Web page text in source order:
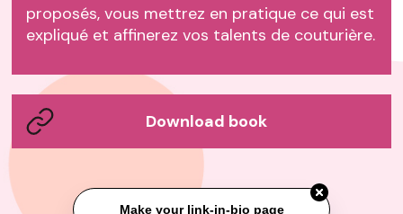
proposés, vous mettrez en pratique ce qui est
expliqué et affinerez vos talents de couturière.
Download book
Make your link-in-bio page